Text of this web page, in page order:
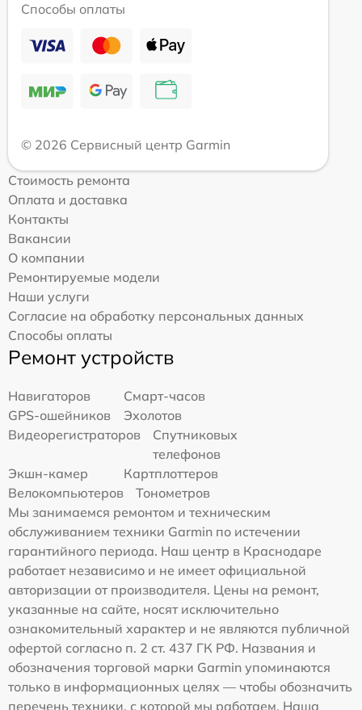
Способы оплаты
© 2026 Сервисный центр Garmin
Стоимость ремонта
Оплата и доставка
Контакты
Вакансии
О компании
Ремонтируемые модели
Наши услуги
Согласие на обработку персональных данных
Способы оплаты
Ремонт устройств
Навигаторов
Смарт-часов
GPS-ошейников
Эхолотов
Видеорегистраторов
Спутниковых
телефонов
Экшн-камер
Картплоттеров
Велокомпьютеров
Тонометров
Мы занимаемся ремонтом и техническим
обслуживанием техники Garmin по истечении
гарантийного периода. Наш центр в Краснодаре
работает независимо и не имеет официальной
авторизации от производителя. Цены на ремонт,
указанные на сайте, носят исключительно
ознакомительный характер и не являются публичной
офертой согласно п. 2 ст. 437 ГК РФ. Названия и
обозначения торговой марки Garmin упоминаются
только в информационных целях — чтобы обозначить
перечень техники, с которой мы работаем. Наша